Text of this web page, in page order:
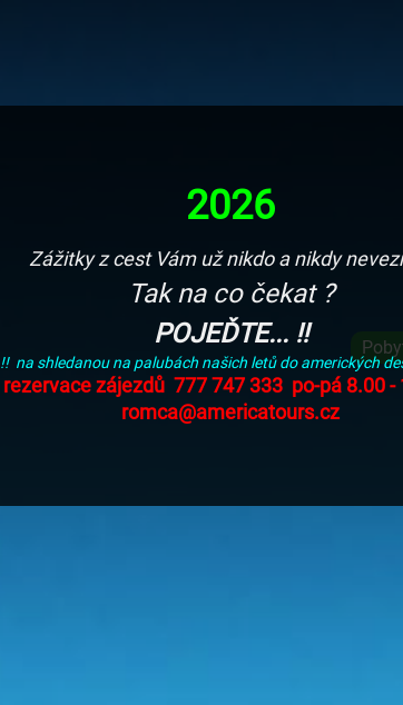
2026
Zážitky z cest Vám už nikdo a nikdy
Tak na co čekat ?
POJEĎTE... !!
!! na shledanou na palubách našich letů do amerických
rezervace zájezdů 777 747 333 po-pá 8.00 -
romca@americatours.cz